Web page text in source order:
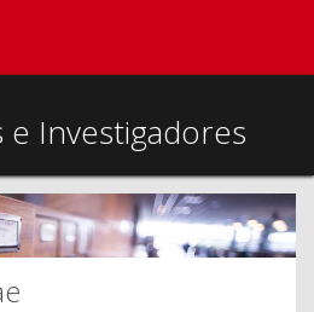
Investigadores